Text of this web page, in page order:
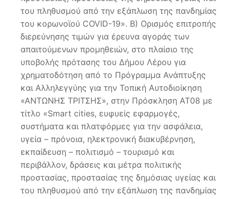
του πληθυσμού από την εξάπλωση της πανδημίας
του κορωνοϊού COVID-19». Β) Ορισμός επιτροπής
διερεύνησης τιμών για έρευνα αγοράς των
απαιτούμενων προμηθειών, στο πλαίσιο της
υποβολής πρότασης του Δήμου Λέρου για
χρηματοδότηση από το Πρόγραμμα Ανάπτυξης
και Αλληλεγγύης για την Τοπική Αυτοδιοίκηση
«ΑΝΤΩΝΗΣ ΤΡΙΤΣΗΣ», στην Πρόσκληση ΑΤ08 με
τίτλο «Smart cities, ευφυείς εφαρμογές,
συστήματα και πλατφόρμες για την ασφάλεια,
υγεία – πρόνοια, ηλεκτρονική διακυβέρνηση,
εκπαίδευση – πολιτισμό – τουρισμό και
περιβάλλον, δράσεις και μέτρα πολιτικής
προστασίας, προστασίας της δημόσιας υγείας και
του πληθυσμού από την εξάπλωση της πανδημίας